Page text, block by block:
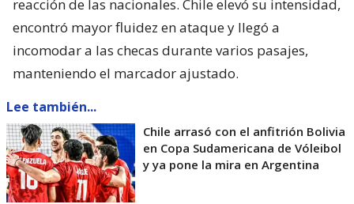
reacción de las nacionales. Chile elevó su intensidad,
encontró mayor fluidez en ataque y llegó a
incomodar a las checas durante varios pasajes,
manteniendo el marcador ajustado.
Lee también...
Chile arrasó con el anfitrión Bolivia
en Copa Sudamericana de Vóleibol
y ya pone la mira en Argentina